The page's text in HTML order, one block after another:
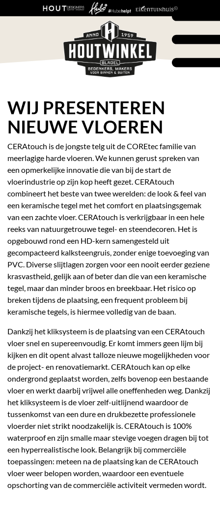
WIJ PRESENTEREN
NIEUWE VLOEREN
CERAtouch is de jongste telg uit de COREtec familie van
meerlagige harde vloeren. We kunnen gerust spreken van
een opmerkelijke innovatie die van bij de start de
vloerindustrie op zijn kop heeft gezet. CERAtouch
combineert het beste van twee werelden: de look & feel van
een keramische tegel met het comfort en plaatsingsgemak
van een zachte vloer. CERAtouch is verkrijgbaar in een hele
reeks van natuurgetrouwe tegel- en steendecoren. Het is
opgebouwd rond een HD-kern samengesteld uit
gecompacteerd kalksteengruis, zonder enige toevoeging van
PVC. Diverse slijtlagen zorgen voor een nooit eerder geziene
krasvastheid, gelijk aan of beter dan die van een keramische
tegel, maar dan minder broos en breekbaar. Het risico op
breken tijdens de plaatsing, een frequent probleem bij
keramische tegels, is hiermee volledig van de baan.
Dankzij het kliksysteem is de plaatsing van een CERAtouch
vloer snel en supereenvoudig. Er komt immers geen lijm bij
kijken en dit opent alvast talloze nieuwe mogelijkheden voor
de project- en renovatiemarkt. CERAtouch kan op elke
ondergrond geplaatst worden, zelfs bovenop een bestaande
vloer en werkt daarbij vrijwel alle oneffenheden weg. Dankzij
het kliksysteem is de vloer zelf-uitlijnend waardoor de
tussenkomst van een dure en drukbezette professionele
vloerder niet strikt noodzakelijk is. CERAtouch is 100%
waterproof en zijn smalle maar stevige voegen dragen bij tot
een hyperrealistische look. Belangrijk bij commerciële
toepassingen: meteen na de plaatsing kan de CERAtouch
vloer weer belopen worden, waardoor een eventuele
opschorting van de commerciële activiteit vermeden wordt.